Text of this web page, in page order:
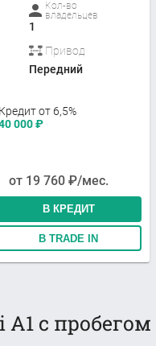
Кол-во
владельцев
1
Привод
Передний
Кредит от 6,5%
000₽
от 19 760 ₽/мес.
В КРЕДИТ
В TRADE IN
с пробегом